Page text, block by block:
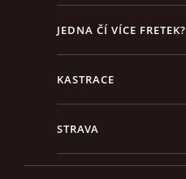
JEDNA ČÍ VÍCE FRETEK?
KASTRACE
STRAVA